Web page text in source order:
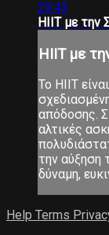
29:43
ΗΙΙΤ με την
ΗΙΙΤ με
Το ΗΙΙΤ
απόδοσης.
αλτικές
την αύξηση
δύναμη,
Help Terms